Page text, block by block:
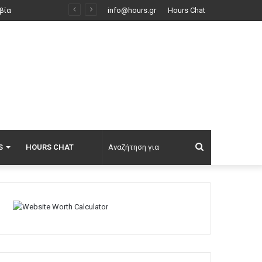
info@hours.gr Hours Chat
HOURS CHAT
για